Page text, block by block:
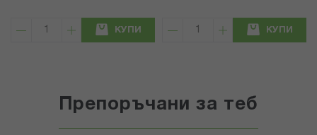
КУПИ КУПИ
Препоръчани за теб